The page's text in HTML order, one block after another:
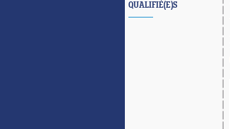
QUALIFIÉ(E)S